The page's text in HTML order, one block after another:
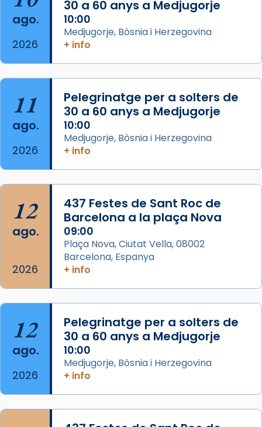
2 weeks ago
Aquest dilluns, 27 de juliol, ha tingut lloc la
missa d’acció de gràcies en agraïment al
comitè organitzador de la visita apostòlica
del Sant Pare Lleó XIV a Barcelona, i als
col·laboradors, a la Catedral de Barcelona.
L’arquebisbe de Barcelona, el cardenal Joan
Josep Omella, ha presidit la missa i l’ha
concelebrat el bisbe auxiliar de Barcelona,
Mons. David Abadías.
📸 Dr. G. Simón
Foto
View on Facebook · Share
Arquebisbat de Barcelona
2 weeks ago
Memòria de les santes Juliana i
Acompanyant la història de sant Cugat, a
partir de l’Edat Mitjana sorgeix la tradició
que les santes Juliana (“relatiu a Júlia”) i
Semproniana (“relatiu a Semprònia =
eterna”) són deixebles seves. I l’any 1667, el
frare Joan Gaspar Roig, afirma en una obra
que les santes són filles de l’antiga Iluro.
Mataró en reivindicarà les relíq
ago.
2026
30 a 60 anys a Medjugorje
10:00
Medjugorje, Bòsnia i Herzegovina
+ info
11
ago.
2026
Pelegrinatge per a solters de
30 a 60 anys a Medjugorje
10:00
Medjugorje, Bòsnia i Herzegovina
+ info
12
ago.
2026
437 Festes de Sant Roc de
Barcelona a la plaça Nova
09:00
Plaça Nova, Ciutat Vella, 08002
Barcelona, Espanya
+ info
12
ago.
2026
Pelegrinatge per a solters de
30 a 60 anys a Medjugorje
10:00
Medjugorje, Bòsnia i Herzegovina
+ info